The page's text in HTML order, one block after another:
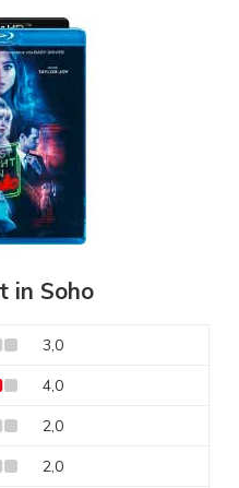
in Soho
3,0
4,0
2,0
2,0